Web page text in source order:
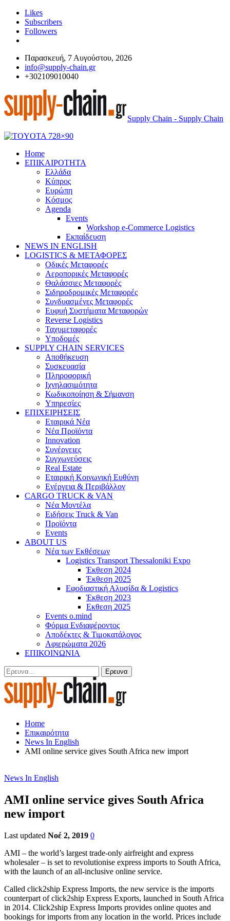
Likes
Subscribers
Followers
Παρασκευή, 7 Αυγούστου, 2026
info@supply-chain.gr
+302109010040
Supply Chain - Supply Chain
Home
ΕΠΙΚΑΙΡΟΤΗΤΑ
Ελλάδα
Κύπρος
Ευρώπη
Κόσμος
Agenda
Events
Workshop e-Commerce Logistics
Εκπαίδευση
NEWS IN ENGLISH
LOGISTICS & ΜΕΤΑΦΟΡΕΣ
Οδικές Μεταφορές
Αεροπορικές Μεταφορές
Θαλάσσιες Μεταφορές
Σιδηροδρομικές Μεταφορές
Συνδυασμένες Μεταφορές
Ευφυή Συστήματα Μεταφορών
Reverse Logistics
Ταχυμεταφορές
Υποδομές
SUPPLY CHAIN SERVICES
Αποθήκευση
Συσκευασία
Πληροφορική
Ιχνηλασιμότητα
Κωδικοποίηση & Σήμανση
Υπηρεσίες
ΕΠΙΧΕΙΡΗΣΕΙΣ
Εταιρικά Νέα
Νέα Προϊόντα
Innovation
Συνέργειες
Συγχωνεύσεις
Real Estate
Εταιρική Κοινωνική Ευθύνη
Ενέργεια & Περιβάλλον
CARGO TRUCK & VAN
Νέα Μοντέλα
Ειδήσεις Truck & Van
Προϊόντα
Events
ABOUT US
Νέα των Εκθέσεων
Logistics Transport Thessaloniki Expo
Έκθεση 2024
Έκθεση 2025
Εφοδιαστική Αλυσίδα & Logistics
Έκθεση 2023
Εκθεση 2025
Events o.mind
Φόρμα Ενδιαφέροντος
Αποδέκτες & Τιμοκατάλογος
Αφιερώματα 2026
ΕΠΙΚΟΙΝΩΝΙΑ
Home
Επικαιρότητα
News In English
AMI online service gives South Africa new import
News In English
AMI online service gives South Africa
new import
Last updated Νοέ 2, 2019 0
AMI – the world’s largest trade-only airfreight and express
wholesaler – is set to revolutionise express imports to South Africa,
with the launch of an all-inclusive online service.
Called click2ship Express Imports, the new service is the imports
counterpart of click2ship Express Exports, launched in South Africa
in 2014. Click2ship Express Imports provides online quotes and
bookings for imports from any location in the world. Prices include